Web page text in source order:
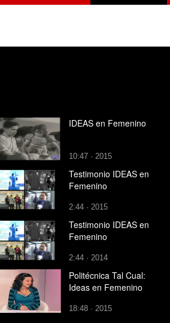
IDEAS en Femenino
10:47 · 2015
Testimonio IDEAS en
Femenino
2:44 · 2015
Testimonio IDEAS en
Femenino
2:44 · 2014
Politécnica Tal Cual:
Ideas en Femenino
18:48 · 2015